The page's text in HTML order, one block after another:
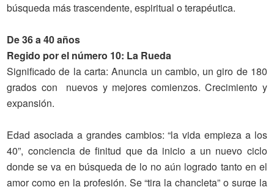
búsqueda más trascendente, espiritual o terapéutica.
De 36 a 40 años
Regido por el número 10: La Rueda
Significado de la carta: Anuncia un cambio, un giro de 180
grados con nuevos y mejores comienzos. Crecimiento y
expansión.
Edad asociada a grandes cambios: “la vida empieza a los
40”, conciencia de finitud que da inicio a un nuevo ciclo
donde se va en búsqueda de lo no aún logrado tanto en el
amor como en la profesión. Se “tira la chancleta” o surge la